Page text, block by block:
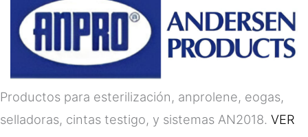
Productos para esterilización, anprolene, eogas,
selladoras, cintas testigo, y sistemas AN2018. VER